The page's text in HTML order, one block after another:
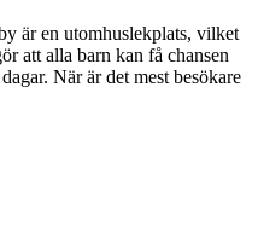
är en utomhuslekplats, vilket
att alla barn kan få chansen
När är det mest besökare